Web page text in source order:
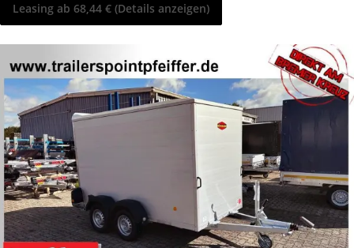
Leasing ab 68,44 € (Details anzeigen)